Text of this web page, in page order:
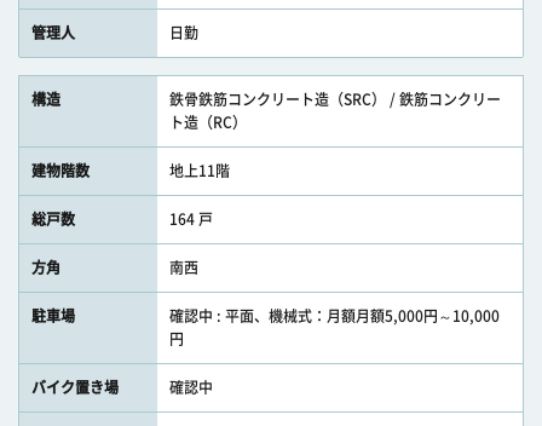
管理人 日勤
構造
鉄骨鉄筋コンクリート造（SRC） / 鉄筋コンクリー
ト造（RC）
建物階数 地上11階
総戸数 164 戸
方角 南西
駐車場
確認中 : 平面、機械式：月額月額5,000円～10,000
円
バイク置き場 確認中